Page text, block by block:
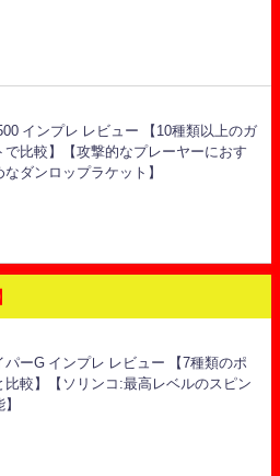
インプレ レビュー 【10種類以上のガ
で比較】【攻撃的なプレーヤーにおす
なダンロップラケット】
パーG インプレ レビュー 【7種類のポ
比較】【ソリンコ:最高レベルのスピン